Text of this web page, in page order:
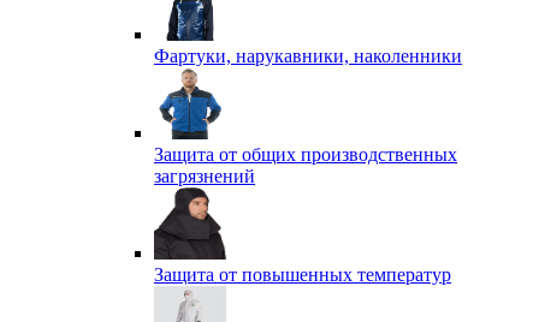
Фартуки, нарукавники, наколенники
Защита от общих производственных
загрязнений
Защита от повышенных температур